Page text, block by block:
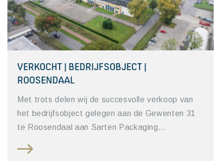
VERKOCHT | BEDRIJFSOBJECT |
ROOSENDAAL
Met trots delen wij de succesvolle verkoop van
het bedrijfsobject gelegen aan de Gewenten 31
te Roosendaal aan Sarten Packaging…